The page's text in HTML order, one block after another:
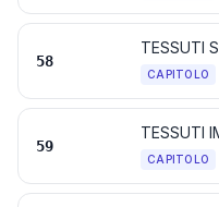
58
CAPITOLO
59
CAPITOLO